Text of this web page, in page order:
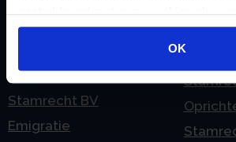
gaat akkoord met onze cookies als u
gebruiken.
OK
Contact
eHerkenning voor uw
Stamrecht BV
Emigratie
BV